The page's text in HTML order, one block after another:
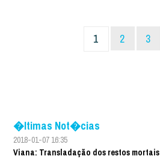
1 2 3
�ltimas Not�cias
2018-01-07 16:35
Viana: Transladação dos restos